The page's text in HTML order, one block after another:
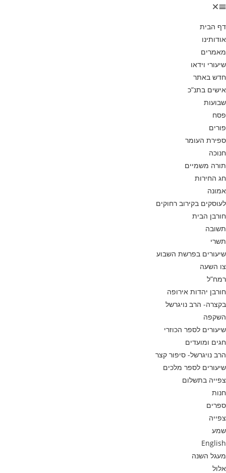
דף הבית
אודותינו
מאמרים
שיעורי וידאו
חדש באתר
אישים בתנ”כ
שבועות
פסח
פורים
ספירת העומר
חנוכה
תורה משמיים
חג החירות
אמונה
לעוסקים בקירוב רחוקים
חורבן הבית
תשובה
תשרי
שיעורים בפרשת השבוע
צו השעה
רמח”ל
חורבן יהדות אירופה
בקצרה- הרב נויגרשל
השקפה
שיעורים לספר הכוזרי
חגים ומועדים
הרב נויגרשל- סיפור קצר
שיעורים לספר מלכים
צפייה בתשלום
חנות
ספרים
צפייה
שמע
English
מעגל השנה
אלול